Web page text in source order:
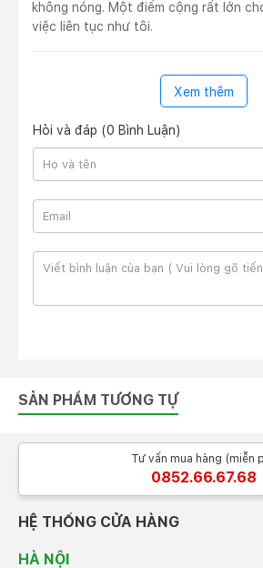
không nóng. Một điểm cộng rất lớn
việc liên tục như tôi.
Xem thêm
Hỏi và đáp (0 Bình Luận)
SẢN PHẨM TƯƠNG TỰ
Tư vấn mua hàng (miễn
0852.66.67.68
HỆ THỐNG CỬA HÀNG
HÀ NỘI